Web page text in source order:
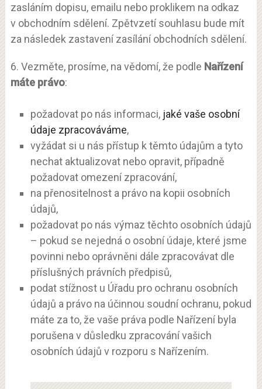
zasláním dopisu, emailu nebo proklikem na odkaz
v obchodním sdělení. Zpětvzetí souhlasu bude mít
za následek zastavení zasílání obchodních sdělení.
6. Vezměte, prosíme, na vědomí, že podle Nařízení
máte právo:
požadovat po nás informaci, jaké vaše osobní
údaje zpracováváme,
vyžádat si u nás přístup k těmto údajům a tyto
nechat aktualizovat nebo opravit, případně
požadovat omezení zpracování,
na přenositelnost a právo na kopii osobních
údajů,
požadovat po nás výmaz těchto osobních údajů
– pokud se nejedná o osobní údaje, které jsme
povinni nebo oprávněni dále zpracovávat dle
příslušných právních předpisů,
podat stížnost u Úřadu pro ochranu osobních
údajů a právo na účinnou soudní ochranu, pokud
máte za to, že vaše práva podle Nařízení byla
porušena v důsledku zpracování vašich
osobních údajů v rozporu s Nařízením.